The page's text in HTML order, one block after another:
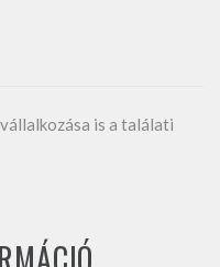
is a találati